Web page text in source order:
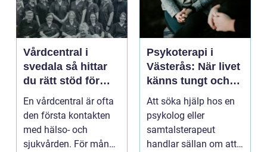
Vårdcentral i
svedala så hittar
du rätt stöd för
hela familjen
En vårdcentral är ofta
den första kontakten
med hälso- och
sjukvården. För många
Psykoterapi i
Västerås: När livet
känns tungt och
du behöver prata
med någon
Att söka hjälp hos en
psykolog eller
samtalsterapeut
handlar sällan om att